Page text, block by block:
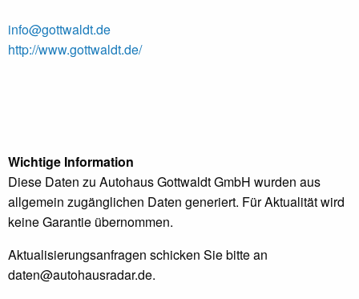
info@gottwaldt.de
http://www.gottwaldt.de/
Wichtige Information
Diese Daten zu Autohaus Gottwaldt GmbH wurden aus
allgemein zugänglichen Daten generiert. Für Aktualität wird
keine Garantie übernommen.
Aktualisierungsanfragen schicken Sie bitte an
daten@autohausradar.de.